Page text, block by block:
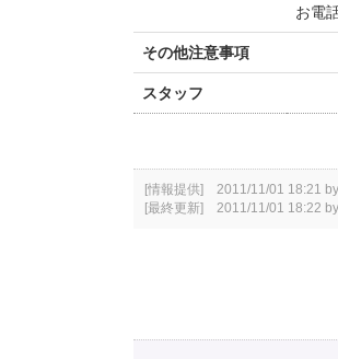
お電
その他注意事項
スタッフ
[情報提供] 2011/11/01 18:21 by
[最終更新] 2011/11/01 18:22 by